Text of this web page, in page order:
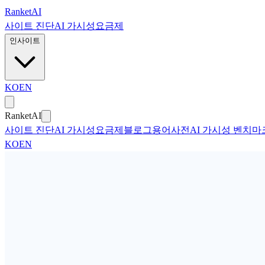
본문으로 건너뛰기
RanketAI
사이트 진단AI 가시성 요금제
인사이트
KOEN
RanketAI
사이트 진단AI 가시성 요금제 블로그용어사전 AI 가시성 벤치마
KOEN